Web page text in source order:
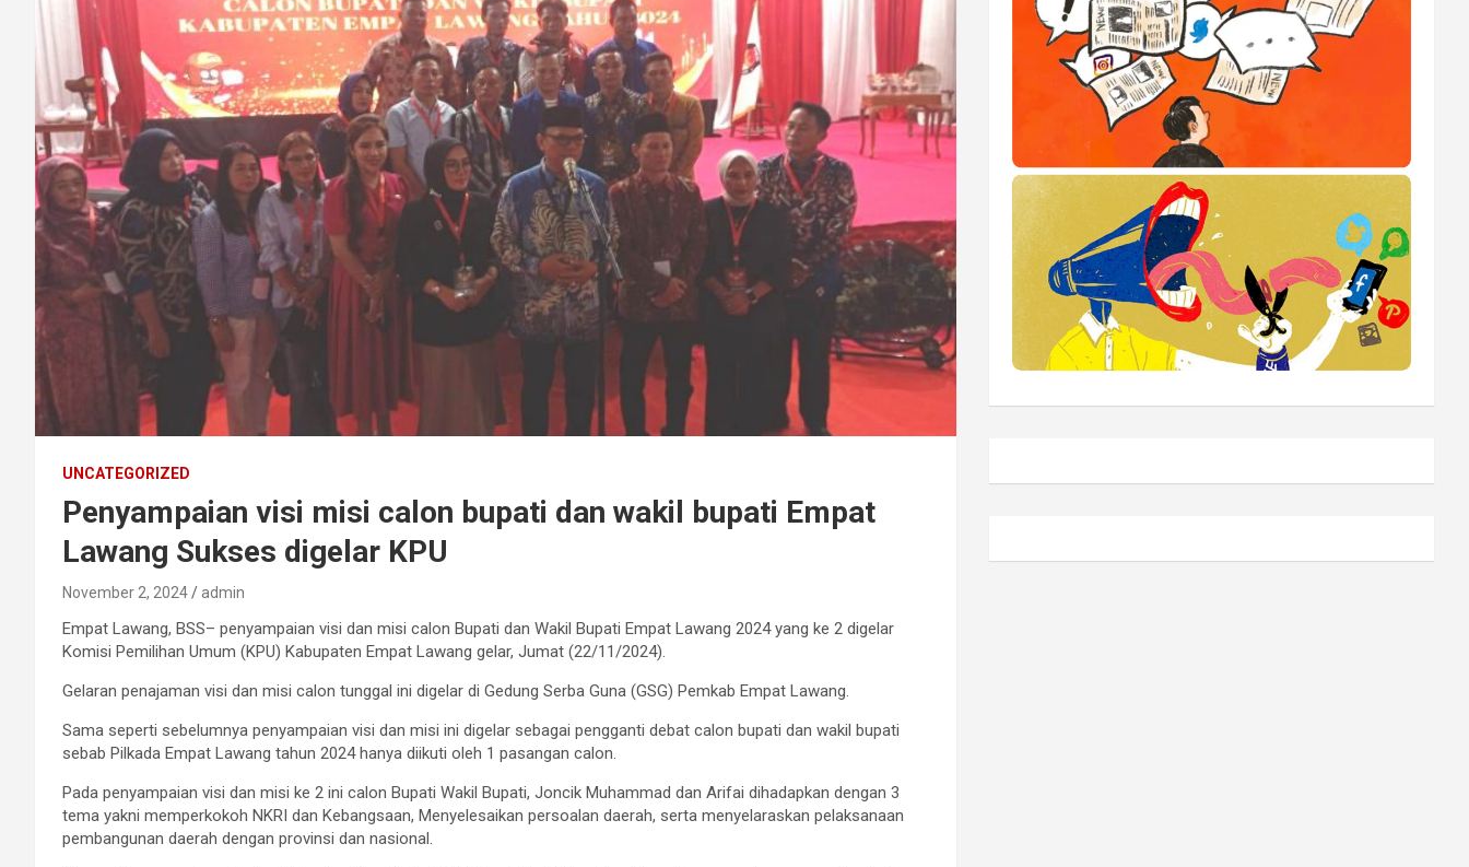
UNCATEGORIZED
Penyampaian visi misi calon bupati dan wakil bupati Empat
Lawang Sukses digelar KPU
November 2, 2024 admin
Empat Lawang, BSS– penyampaian visi dan misi calon Bupati dan Wakil Bupati Empat Lawang 2024 yang ke 2 digelar
Komisi Pemilihan Umum (KPU) Kabupaten Empat Lawang gelar, Jumat (22/11/2024).
Gelaran penajaman visi dan misi calon tunggal ini digelar di Gedung Serba Guna (GSG) Pemkab Empat Lawang.
Sama seperti sebelumnya penyampaian visi dan misi ini digelar sebagai pengganti debat calon bupati dan wakil bupati
sebab Pilkada Empat Lawang tahun 2024 hanya diikuti oleh 1 pasangan calon.
Pada penyampaian visi dan misi ke 2 ini calon Bupati Wakil Bupati, Joncik Muhammad dan Arifai dihadapkan dengan 3
tema yakni memperkokoh NKRI dan Kebangsaan, Menyelesaikan persoalan daerah, serta menyelaraskan pelaksanaan
pembangunan daerah dengan provinsi dan nasional.